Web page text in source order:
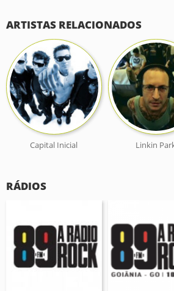
ARTISTAS RELACIONADOS
Capital Inicial Linkin
RÁDIOS